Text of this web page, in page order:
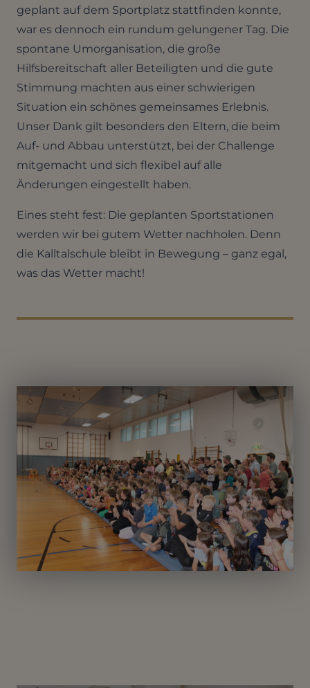
geplant auf dem Sportplatz stattfinden konnte,
war es dennoch ein rundum gelungener Tag. Die
spontane Umorganisation, die große
Hilfsbereitschaft aller Beteiligten und die gute
Stimmung machten aus einer schwierigen
Situation ein schönes gemeinsames Erlebnis.
Unser Dank gilt besonders den Eltern, die beim
Auf- und Abbau unterstützt, bei der Challenge
mitgemacht und sich flexibel auf alle
Änderungen eingestellt haben.
Eines steht fest: Die geplanten Sportstationen
werden wir bei gutem Wetter nachholen. Denn
die Kalltalschule bleibt in Bewegung – ganz egal,
was das Wetter macht!